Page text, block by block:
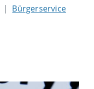
Bürgerservice